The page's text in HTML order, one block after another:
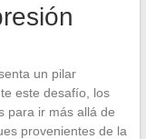
un pilar
este desafío, los
para ir más allá de
provenientes de la